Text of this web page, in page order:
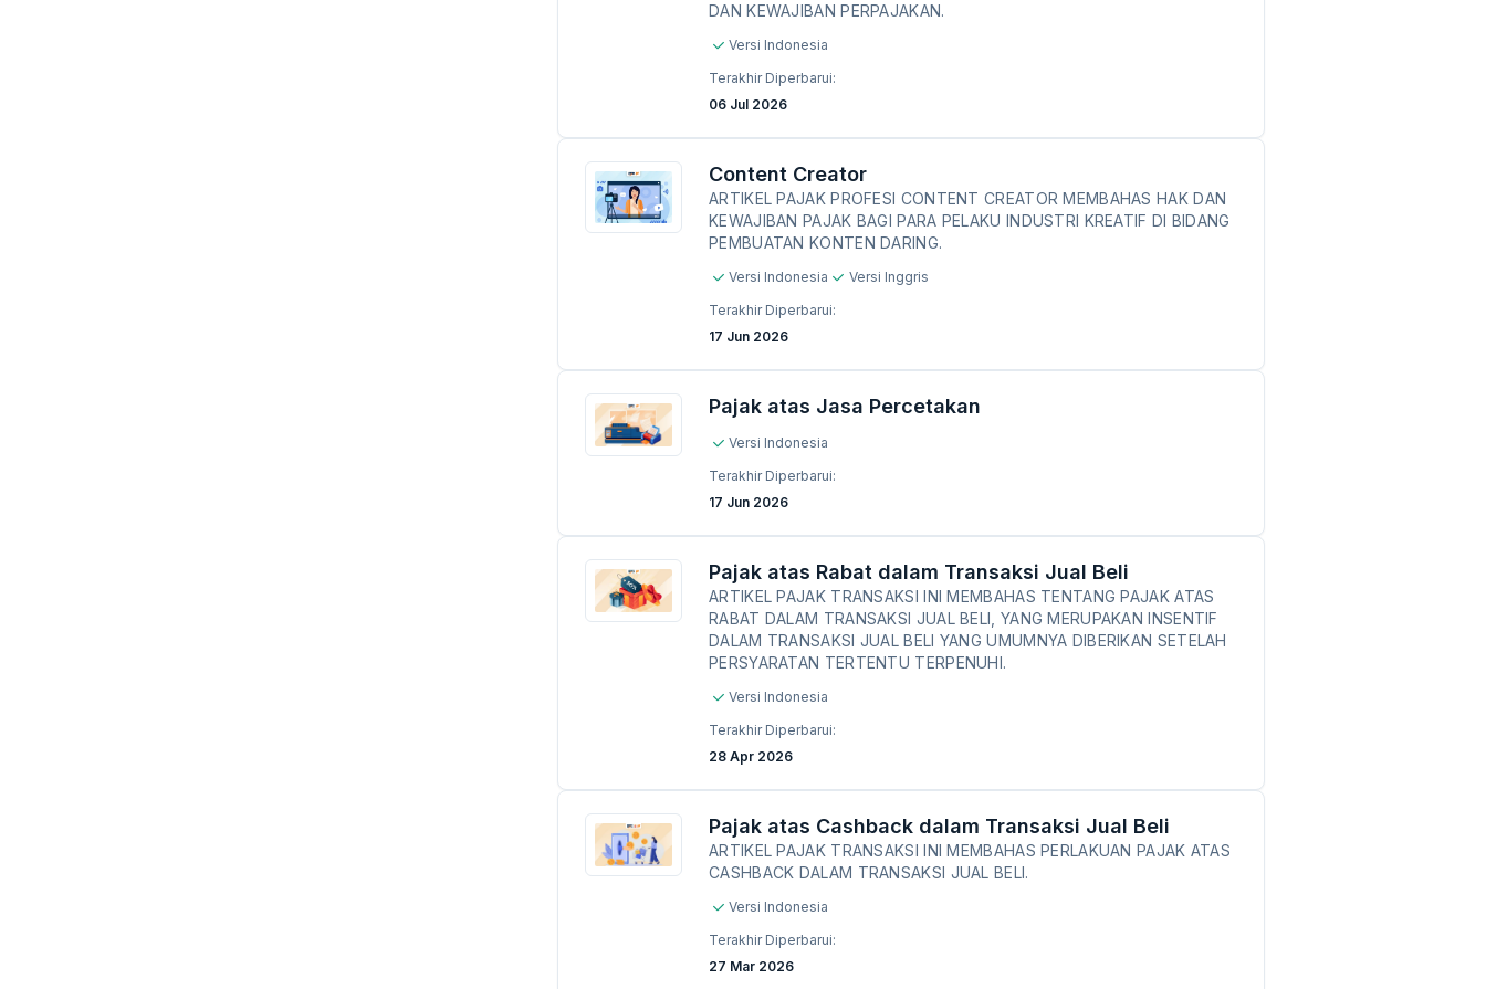
DAN KEWAJIBAN PERPAJAKAN.
Versi Indonesia
Terakhir Diperbarui:
06 Jul 2026
Content Creator
ARTIKEL PAJAK PROFESI CONTENT CREATOR MEMBAHAS HAK DAN
KEWAJIBAN PAJAK BAGI PARA PELAKU INDUSTRI KREATIF DI BIDANG
PEMBUATAN KONTEN DARING.
Versi Indonesia
Versi Inggris
Terakhir Diperbarui:
17 Jun 2026
Pajak atas Jasa Percetakan
Versi Indonesia
Terakhir Diperbarui:
17 Jun 2026
Pajak atas Rabat dalam Transaksi Jual Beli
ARTIKEL PAJAK TRANSAKSI INI MEMBAHAS TENTANG PAJAK ATAS
RABAT DALAM TRANSAKSI JUAL BELI, YANG MERUPAKAN INSENTIF
DALAM TRANSAKSI JUAL BELI YANG UMUMNYA DIBERIKAN SETELAH
PERSYARATAN TERTENTU TERPENUHI.
Versi Indonesia
Terakhir Diperbarui:
28 Apr 2026
Pajak atas Cashback dalam Transaksi Jual Beli
ARTIKEL PAJAK TRANSAKSI INI MEMBAHAS PERLAKUAN PAJAK ATAS
CASHBACK DALAM TRANSAKSI JUAL BELI.
Versi Indonesia
Terakhir Diperbarui:
27 Mar 2026